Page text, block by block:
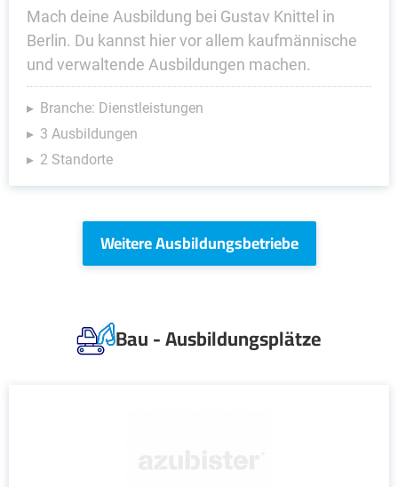
Mach deine Ausbildung bei Gustav Knittel in
Berlin. Du kannst hier vor allem kaufmännische
und verwaltende Ausbildungen machen.
Branche: Dienstleistungen
3 Ausbildungen
2 Standorte
Weitere Ausbildungsbetriebe
Bau - Ausbildungsplätze